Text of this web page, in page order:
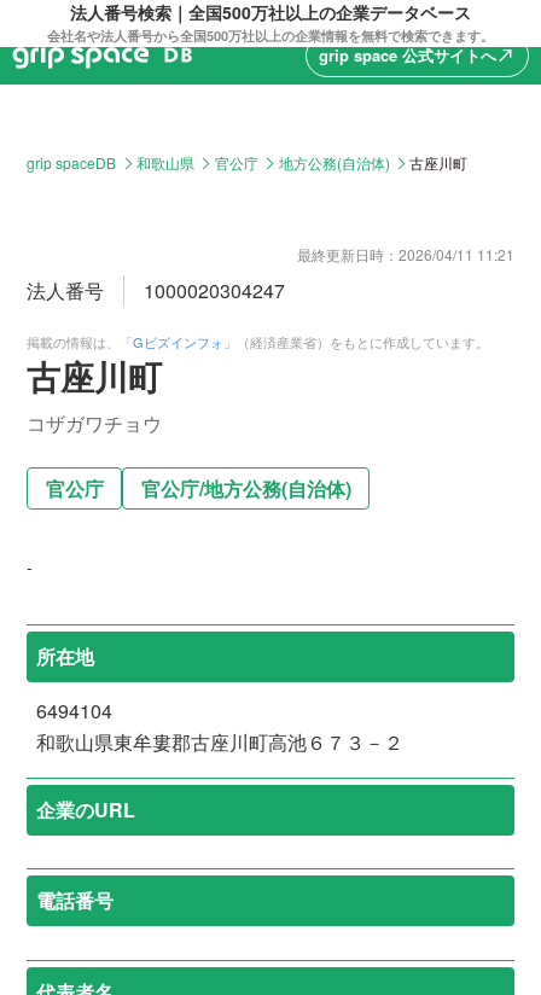
法人番号検索｜全国500万社以上の企業データベース
会社名や法人番号から全国500万社以上の企業情報を無料で検索できます。
grip space 公式サイトへnorth_east
grip spaceDB 和歌山県 官公庁 地方公務(自治体) 古座川町
最終更新日時： 2026/04/11 11:21
法人番号 1000020304247
掲載の情報は、「Gビズインフォ 」（経済産業省）をもとに作成しています。
古座川町
コザガワチョウ
官公庁 官公庁/地方公務(自治体)
-
所在地
6494104
和歌山県東牟婁郡古座川町高池６７３－２
企業のURL
電話番号